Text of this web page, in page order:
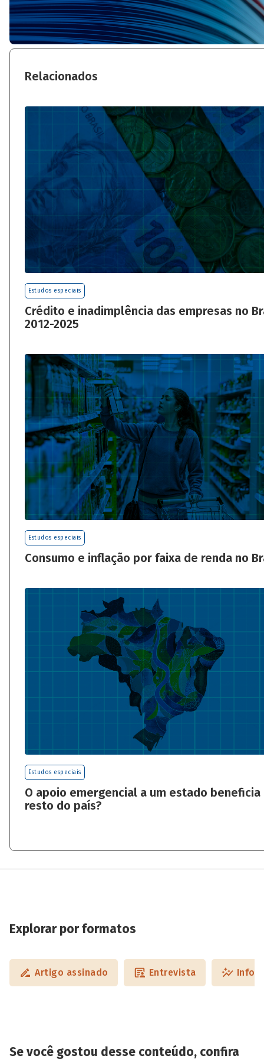
Relacionados
Estudos especiais
Crédito e inadimplência das empresas no
2012-2025
Estudos especiais
Consumo e inflação por faixa de renda no
Estudos especiais
O apoio emergencial a um estado beneficia
resto do país?
Explorar por formatos
Artigo assinado Entrevista
Se você gostou desse conteúdo, confira